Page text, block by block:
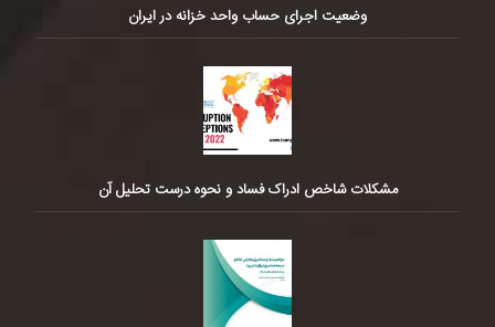
وضعیت اجرای حساب واحد خزانه در ایران
مشکلات شاخص ادراک فساد و نحوه درست تحلیل آن